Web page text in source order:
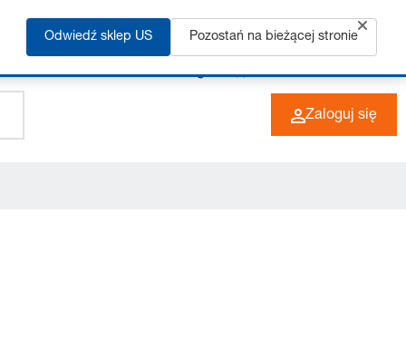
+49 (0) 6266 73-0 PL
Zaloguj się
Odwiedź sklep US Pozostań na bieżącej stronie